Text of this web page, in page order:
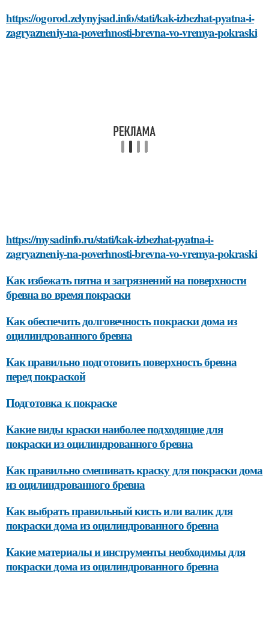
https://ogorod.zelynyjsad.info/stati/kak-izbezhat-pyatna-i-
zagryazneniy-na-poverhnosti-brevna-vo-vremya-pokraski
https://mysadinfo.ru/stati/kak-izbezhat-pyatna-i-
zagryazneniy-na-poverhnosti-brevna-vo-vremya-pokraski
Как избежать пятна и загрязнений на поверхности
бревна во время покраски
Как обеспечить долговечность покраски дома из
оцилиндрованного бревна
Как правильно подготовить поверхность бревна
перед покраской
Подготовка к покраске
Какие виды краски наиболее подходящие для
покраски из оцилиндрованного бревна
Как правильно смешивать краску для покраски дома
из оцилиндрованного бревна
Как выбрать правильный кисть или валик для
покраски дома из оцилиндрованного бревна
Какие материалы и инструменты необходимы для
покраски дома из оцилиндрованного бревна